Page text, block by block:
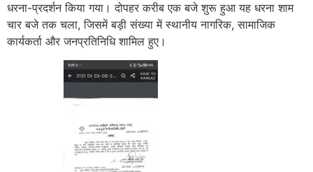
धरना-प्रदर्शन किया गया। दोपहर करीब एक बजे शुरू हुआ यह धरना शाम
चार बजे तक चला, जिसमें बड़ी संख्या में स्थानीय नागरिक, सामाजिक
कार्यकर्ता और जनप्रतिनिधि शामिल हुए।